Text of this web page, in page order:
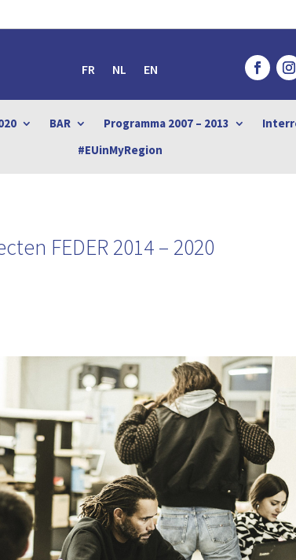
FR NL EN
BAR Programma 2007 – 2013
#EUinMyRegion
FEDER 2014 – 2020